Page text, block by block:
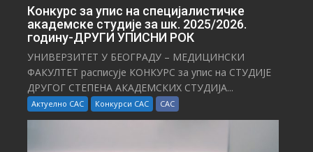
Конкурс за упис на специјалистичке
академске студије за шк. 2025/2026.
годину-ДРУГИ УПИСНИ РОК
УНИВЕРЗИТЕТ У БЕОГРАДУ – МЕДИЦИНСКИ
ФАКУЛТЕТ расписује КОНКУРС за упис на СТУДИЈЕ
ДРУГОГ СТЕПЕНА АКАДЕМСКИХ СТУДИЈА...
Актуелно САС Конкурси САС САС